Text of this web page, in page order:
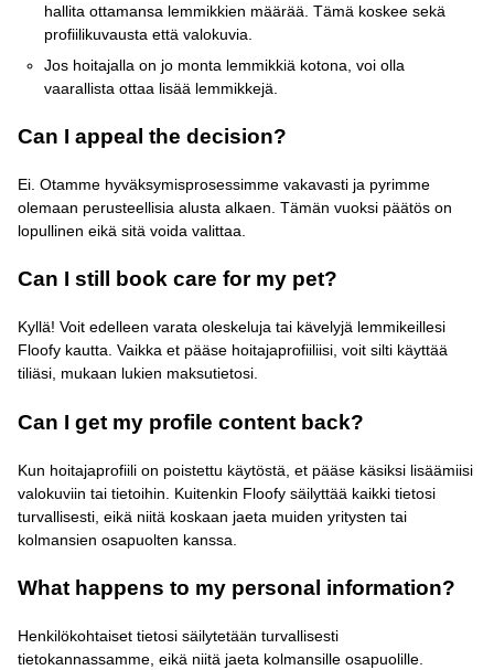
hallita ottamansa lemmikkien määrää. Tämä koskee sekä
profiilikuvausta että valokuvia.
Jos hoitajalla on jo monta lemmikkiä kotona, voi olla
vaarallista ottaa lisää lemmikkejä.
Can I appeal the decision?
Ei. Otamme hyväksymisprosessimme vakavasti ja pyrimme
olemaan perusteellisia alusta alkaen. Tämän vuoksi päätös on
lopullinen eikä sitä voida valittaa.
Can I still book care for my pet?
Kyllä! Voit edelleen varata oleskeluja tai kävelyjä lemmikeillesi
Floofy kautta. Vaikka et pääse hoitajaprofiiliisi, voit silti käyttää
tiliäsi, mukaan lukien maksutietosi.
Can I get my profile content back?
Kun hoitajaprofiili on poistettu käytöstä, et pääse käsiksi lisäämiisi
valokuviin tai tietoihin. Kuitenkin Floofy säilyttää kaikki tietosi
turvallisesti, eikä niitä koskaan jaeta muiden yritysten tai
kolmansien osapuolten kanssa.
What happens to my personal information?
Henkilökohtaiset tietosi säilytetään turvallisesti
tietokannassamme, eikä niitä jaeta kolmansille osapuolille.